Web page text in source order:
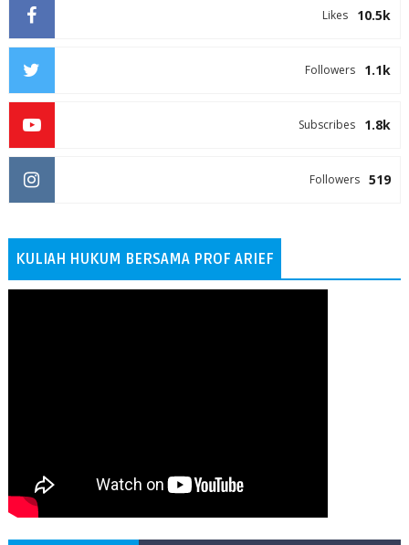
10.5k
Likes
1.1k
Followers
1.8k
Subscribes
519
Followers
KULIAH HUKUM BERSAMA PROF ARIEF